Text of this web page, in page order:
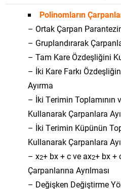
Polinomların
– Ortak Çarpan
– Gruplandırarak
– Tam Kare Özdeşliğini
– İki Kare Farkı
Ayırma
– İki Terimin Toplamının
Kullanarak Çarpanlara
– İki Terimin Küpünün
Kullanarak Çarpanlara
– x2+ bx + c ve ax2+ bx +
Çarpanlarına Ayrılması
– Değişken Değiştirme